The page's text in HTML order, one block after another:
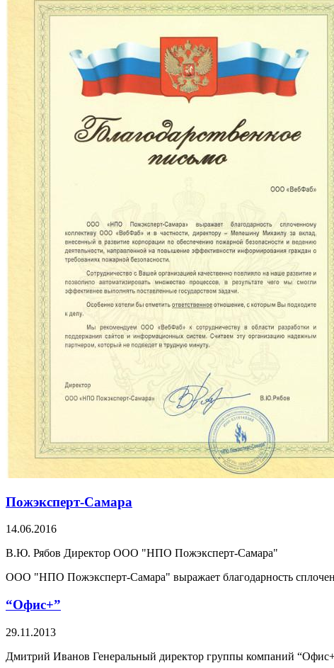
Пожэксперт-Самара
14.06.2016
В.Ю. Рябов Директор ООО "НПО Пожэксперт-Самара"
ООО "НПО Пожэксперт-Самара" выражает благодарность
“Офис+”
29.11.2013
Дмитрий Иванов Генеральный директор группы компаний